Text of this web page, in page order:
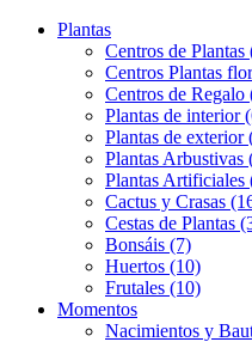
Plantas
Centros de Plantas
Centros Plantas
Centros de Regalo
Plantas de interior
Plantas de exterior
Plantas Arbustivas
Plantas Artificiales
Cactus y Crasas
Cestas de Plantas
Bonsáis (7)
Huertos (10)
Frutales (10)
Momentos
Nacimientos y